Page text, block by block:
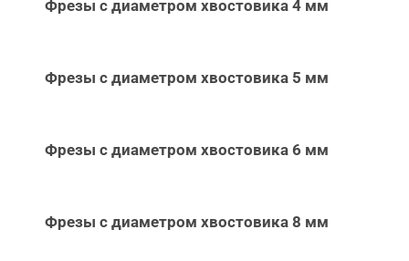
Фрезы с диаметром хвостовика 4 мм
Фрезы с диаметром хвостовика 5 мм
Фрезы с диаметром хвостовика 6 мм
Фрезы с диаметром хвостовика 8 мм